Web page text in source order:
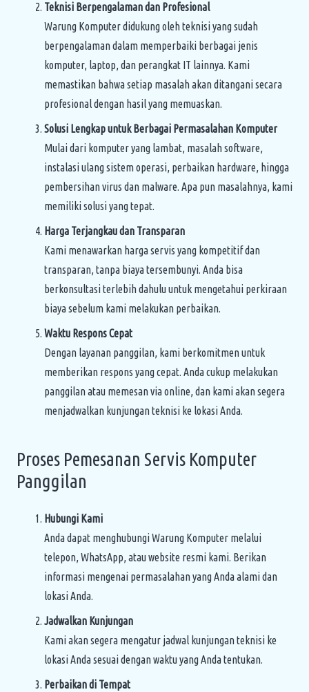
Teknisi Berpengalaman dan Profesional
Warung Komputer didukung oleh teknisi yang sudah
berpengalaman dalam memperbaiki berbagai jenis
komputer, laptop, dan perangkat IT lainnya. Kami
memastikan bahwa setiap masalah akan ditangani secara
profesional dengan hasil yang memuaskan.
Solusi Lengkap untuk Berbagai Permasalahan Komputer
Mulai dari komputer yang lambat, masalah software,
instalasi ulang sistem operasi, perbaikan hardware, hingga
pembersihan virus dan malware. Apa pun masalahnya, kami
memiliki solusi yang tepat.
Harga Terjangkau dan Transparan
Kami menawarkan harga servis yang kompetitif dan
transparan, tanpa biaya tersembunyi. Anda bisa
berkonsultasi terlebih dahulu untuk mengetahui perkiraan
biaya sebelum kami melakukan perbaikan.
Waktu Respons Cepat
Dengan layanan panggilan, kami berkomitmen untuk
memberikan respons yang cepat. Anda cukup melakukan
panggilan atau memesan via online, dan kami akan segera
menjadwalkan kunjungan teknisi ke lokasi Anda.
Proses Pemesanan Servis Komputer
Panggilan
Hubungi Kami
Anda dapat menghubungi Warung Komputer melalui
telepon, WhatsApp, atau website resmi kami. Berikan
informasi mengenai permasalahan yang Anda alami dan
lokasi Anda.
Jadwalkan Kunjungan
Kami akan segera mengatur jadwal kunjungan teknisi ke
lokasi Anda sesuai dengan waktu yang Anda tentukan.
Perbaikan di Tempat